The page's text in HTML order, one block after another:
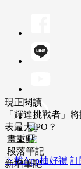
下載App抽好禮 訂
現正閱讀
「輝達挑戰者」
表最大IPO？
畫重點
段落筆記
新增筆記